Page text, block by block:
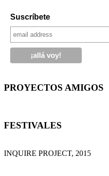
Suscríbete
PROYECTOS AMIGOS
FESTIVALES
INQUIRE PROJECT, 2015